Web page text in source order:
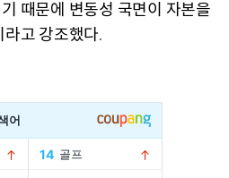
때문에 변동성 국면이 자본을
라고 강조했다.